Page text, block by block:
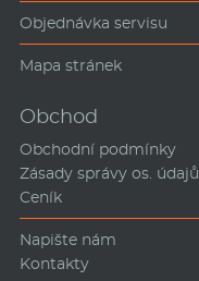
Objednávka servisu
Mapa stránek
Obchod
Obchodní podmínky
Zásady správy os. údajů
Ceník
Napište nám
Kontakty